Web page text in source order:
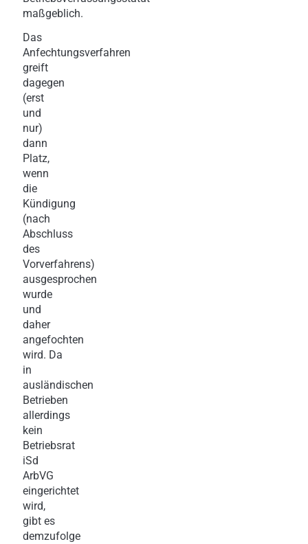
maßgeblich.
Das
Anfechtungsverfahren
greift
dagegen
(erst
und
nur)
dann
Platz,
wenn
die
Kündigung
(nach
Abschluss
des
Vorverfahrens)
ausgesprochen
wurde
und
daher
angefochten
wird. Da
in
ausländischen
Betrieben
allerdings
kein
Betriebsrat
iSd
ArbVG
eingerichtet
wird,
gibt es
demzufolge